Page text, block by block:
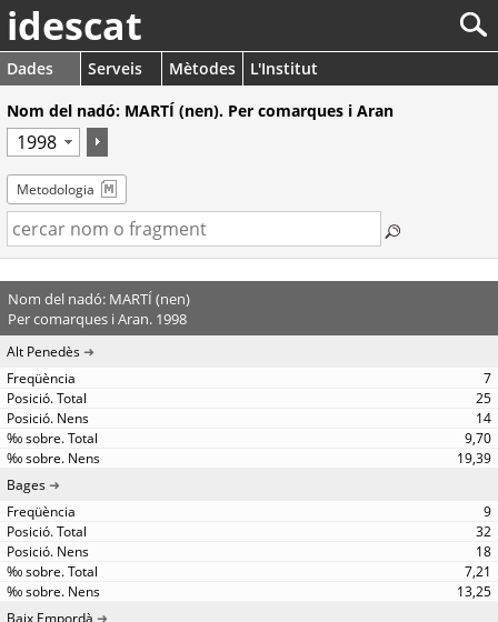
idescat
Dades Serveis Mètodes
L'Institut
Nom del nadó: MARTÍ (nen). Per comarques i Aran
Metodologia
Nom del nadó: MARTÍ (nen)
Per comarques i Aran. 1998
Alt Penedès
7
25
14
9,70
19,39
Bages
9
32
18
7,21
13,25
Baix Empordà